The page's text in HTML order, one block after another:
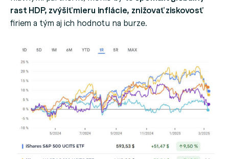
rast HDP, zvýšiť mieru inflácie, znižovať ziskovosť
firiem a tým aj ich hodnotu na burze.